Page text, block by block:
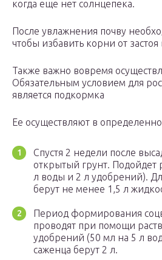
когда еще нет солнцепека.
После увлажнения почву
чтобы избавить корни от
Также важно вовремя
Обязательным условием для
является подкормка
Ее осуществляют в
Спустя 2 недели после
открытый грунт. Подойдет
л воды и 2 л удобрений).
берут не менее 1,5 л
Период формирования
проводят при помощи
удобрений (50 мл на 5 л
саженца берут 2 л.